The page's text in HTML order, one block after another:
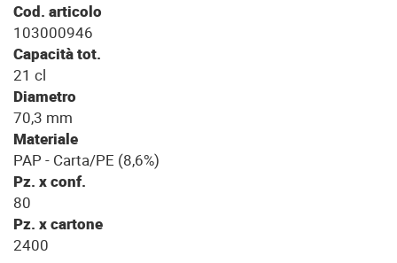
Cod. articolo
103000946
Capacità tot.
21 cl
Diametro
70,3 mm
Materiale
PAP - Carta/PE (8,6%)
Pz. x conf.
80
Pz. x cartone
2400